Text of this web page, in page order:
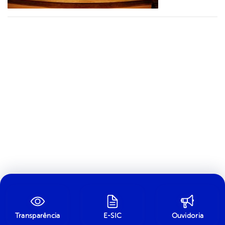
Transparência E-SIC Ouvidoria